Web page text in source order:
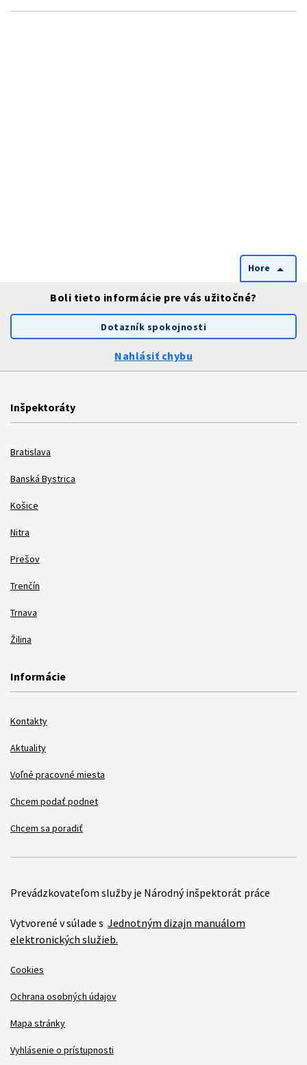
Hore arrow_drop_up
Boli tieto informácie pre vás užitočné?
Dotazník spokojnosti
Nahlásiť chybu
Inšpektoráty
Bratislava
Banská Bystrica
Košice
Nitra
Prešov
Trenčín
Trnava
Žilina
Informácie
Kontakty
Aktuality
Voľné pracovné miesta
Chcem podať podnet
Chcem sa poradiť
Prevádzkovateľom služby je Národný inšpektorát práce
Vytvorené v súlade s Jednotným dizajn manuálom
elektronických služieb.
Cookies
Ochrana osobných údajov
Mapa stránky
Vyhlásenie o prístupnosti